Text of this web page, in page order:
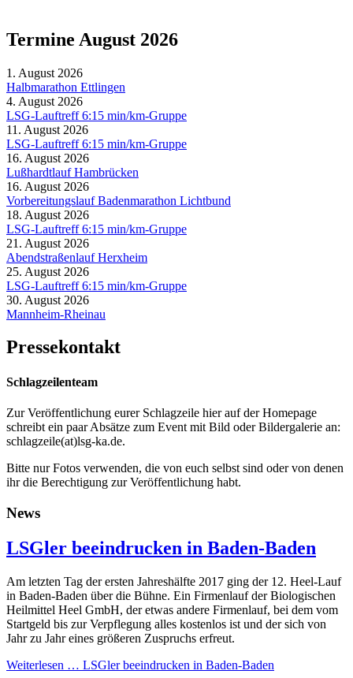
Termine August 2026
1. August 2026
Halbmarathon Ettlingen
4. August 2026
LSG-Lauftreff 6:15 min/km-Gruppe
11. August 2026
LSG-Lauftreff 6:15 min/km-Gruppe
16. August 2026
Lußhardtlauf Hambrücken
16. August 2026
Vorbereitungslauf Badenmarathon Lichtbund
18. August 2026
LSG-Lauftreff 6:15 min/km-Gruppe
21. August 2026
Abendstraßenlauf Herxheim
25. August 2026
LSG-Lauftreff 6:15 min/km-Gruppe
30. August 2026
Mannheim-Rheinau
Pressekontakt
Schlagzeilenteam
Zur Veröffentlichung eurer Schlagzeile hier auf der Homepage
schreibt ein paar Absätze zum Event mit Bild oder Bildergalerie an:
schlagzeile(at)lsg-ka.de.
Bitte nur Fotos verwenden, die von euch selbst sind oder von denen
ihr die Berechtigung zur Veröffentlichung habt.
News
LSGler beeindrucken in Baden-Baden
Am letzten Tag der ersten Jahreshälfte 2017 ging der 12. Heel-Lauf
in Baden-Baden über die Bühne. Ein Firmenlauf der Biologischen
Heilmittel Heel GmbH, der etwas andere Firmenlauf, bei dem vom
Startgeld bis zur Verpflegung alles kostenlos ist und der sich von
Jahr zu Jahr eines größeren Zuspruchs erfreut.
Weiterlesen … LSGler beeindrucken in Baden-Baden